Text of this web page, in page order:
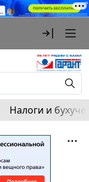
Налоги и